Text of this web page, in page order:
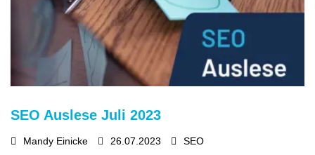
SEO Auslese Juli 2023
Mandy Einicke 26.07.2023 SEO